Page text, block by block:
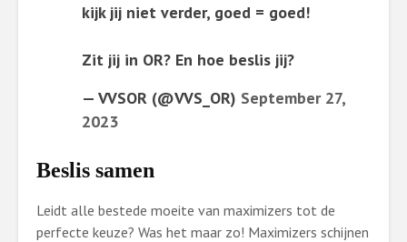
kijk jij niet verder, goed = goed!
Zit jij in OR? En hoe beslis jij?
— VVSOR (@VVS_OR) September 27,
2023
Beslis samen
Leidt alle bestede moeite van maximizers tot de
perfecte keuze? Was het maar zo! Maximizers schijnen